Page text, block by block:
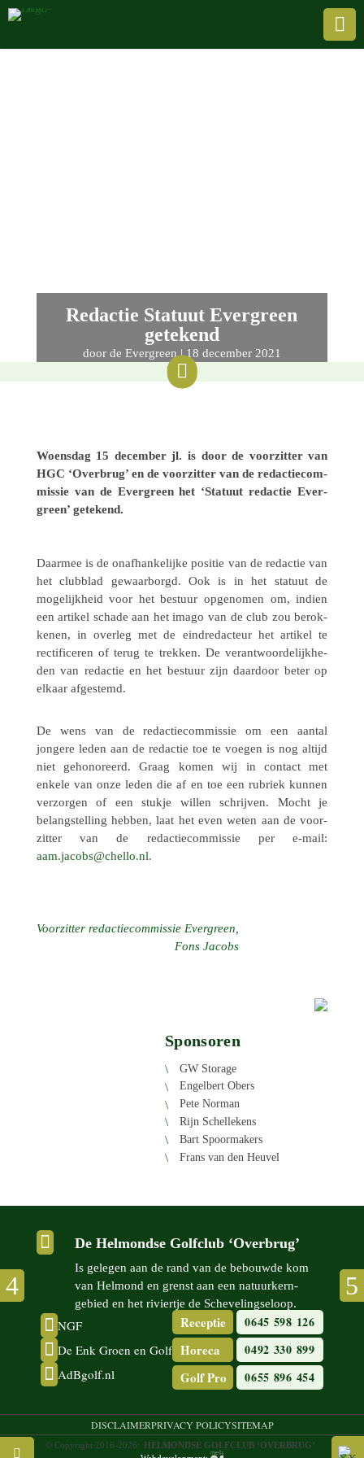

Redactie Statuut Evergreen
getekend
door de Evergreen|18 decem­ber 2021

Woens­dag 15 decem­ber jl. is door de voor­zit­ter van
HGC ‘Overbrug’ en de voor­zit­ter van de redac­tie­com­
mis­sie van de Ever­green het ‘Statuut redac­tie Ever­
green’ getekend.
Daarmee is de onaf­han­ke­lijke positie van de redac­tie van
het club­blad gewaar­borgd. Ook is in het statuut de
moge­lijk­heid voor het bestuur opge­no­men om, indien
een artikel schade aan het imago van de club zou berok­
ke­nen, in overleg met de eind­re­dac­teur het artikel te
recti­fi­ce­ren of terug te trekken. De verant­woor­de­lijk­he­
den van redac­tie en het bestuur zijn daar­door beter op
elkaar afgestemd.
De wens van de redac­tie­com­mis­sie om een aantal
jongere leden aan de redac­tie toe te voegen is nog altijd
niet geho­no­reerd. Graag komen wij in contact met
enkele van onze leden die af en toe een rubriek kunnen
verzor­gen of een stukje willen schrij­ven. Mocht je
belang­stel­ling hebben, laat het even weten aan de voor­
zit­ter van de redac­tie­com­mis­sie per e‑mail:
ln.ollehc
@sbocaj.maa .
Voor­zit­ter redac­tie­com­mis­sie Ever­green,
Fons Jacobs
Sponsoren
GW Storage
Engel­bert Obers
Pete Norman
Rijn Schel­le­kens
Bart Spoor­ma­kers
Frans van den Heuvel
 De Helmondse Golfclub ‘Overbrug’
Is gelegen aan de rand van de bebouwde kom
van Helmond en grenst aan een natuur­kern­
gebied en het riviertje de Scheve­lingse­loop.
 NGF
 De Enk Groen en Golf
 AdBgolf.nl
Receptie 0645 598 126
Horeca 0492 330 899
Golf Pro 0655 896 454
DISCLAIMERPRIVACY POLICYSITEMAP
© Copyright 2016-2026: HELMONDSE GOLFCLUB ‘OVERBRUG’